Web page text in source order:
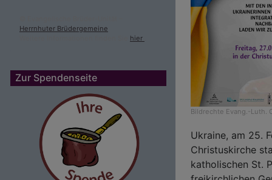
Herrnhuter Brüdergemeine
hier
Zur Spendenseite
Bildrechte Evang.-Luth.
Ukraine, am 25.
Christuskirche
katholischen St.